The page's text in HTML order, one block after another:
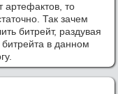
артефактов, то
Так зачем
битрейт, раздувая
в данном